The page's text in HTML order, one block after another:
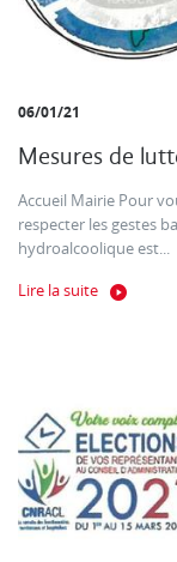
06/01/21
Mesures de
Accueil Mairie Pour
respecter les gestes
hydroalcoolique est...
Lire la suite